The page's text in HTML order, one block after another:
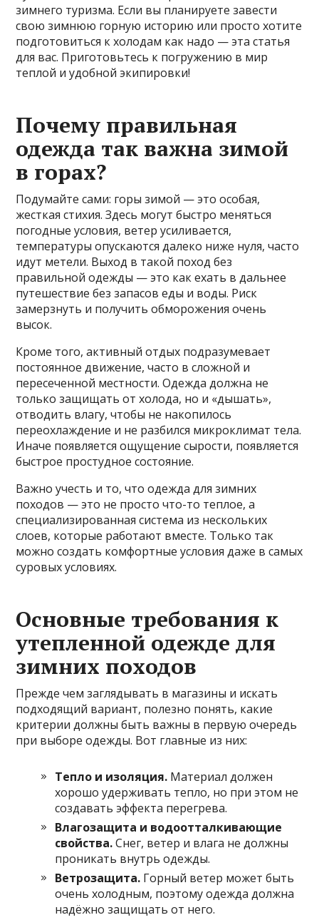
зимнего туризма. Если вы планируете завести
свою зимнюю горную историю или просто хотите
подготовиться к холодам как надо — эта статья
для вас. Приготовьтесь к погружению в мир
теплой и удобной экипировки!
Почему правильная
одежда так важна зимой
в горах?
Подумайте сами: горы зимой — это особая,
жесткая стихия. Здесь могут быстро меняться
погодные условия, ветер усиливается,
температуры опускаются далеко ниже нуля, часто
идут метели. Выход в такой поход без
правильной одежды — это как ехать в дальнее
путешествие без запасов еды и воды. Риск
замерзнуть и получить обморожения очень
высок.
Кроме того, активный отдых подразумевает
постоянное движение, часто в сложной и
пересеченной местности. Одежда должна не
только защищать от холода, но и «дышать»,
отводить влагу, чтобы не накопилось
переохлаждение и не разбился микроклимат тела.
Иначе появляется ощущение сырости, появляется
быстрое простудное состояние.
Важно учесть и то, что одежда для зимних
походов — это не просто что-то теплое, а
специализированная система из нескольких
слоев, которые работают вместе. Только так
можно создать комфортные условия даже в самых
суровых условиях.
Основные требования к
утепленной одежде для
зимних походов
Прежде чем заглядывать в магазины и искать
подходящий вариант, полезно понять, какие
критерии должны быть важны в первую очередь
при выборе одежды. Вот главные из них:
Тепло и изоляция. Материал должен
хорошо удерживать тепло, но при этом не
создавать эффекта перегрева.
Влагозащита и водоотталкивающие
свойства.Снег, ветер и влага не должны
проникать внутрь одежды.
Ветрозащита. Горный ветер может быть
очень холодным, поэтому одежда должна
надёжно защищать от него.